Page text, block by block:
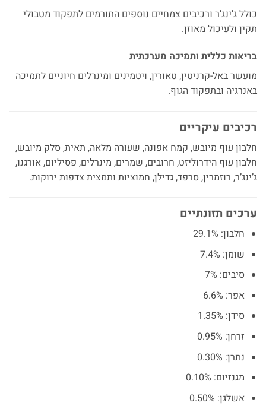
כולל ג’ינג’ר ורכיבים צמחיים נוספים התורמים לתפקוד מטבולי
תקין ולעיכול מאוזן.
בריאות כללית ותמיכה מערכתית
מועשר באל-קרניטין, טאורין, ויטמינים ומינרלים חיוניים לתמיכה
באנרגיה ובתפקוד הגוף.
רכיבים עיקריים
חלבון עוף מיובש, קמח אפונה, שעורה מלאה, תאית, סלק מיובש,
חלבון עוף הידרוליזט, חרובים, שמרים, מינרלים, פסיליום, אורגנו,
ג’ינג’ר, רוזמרין, סרפד, גדילן, חמוציות ותמצית צדפות ירוקות.
ערכים תזונתיים
חלבון: 29.1%
שומן: 7.4%
סיבים: 7%
אפר: 6.6%
סידן: 1.35%
זרחן: 0.95%
נתרן: 0.30%
מגנזיום: 0.10%
אשלגן: 0.50%